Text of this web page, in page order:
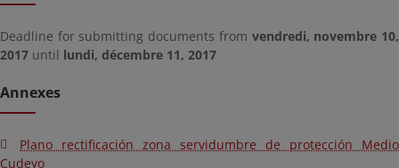
Deadline for submitting documents from vendredi, novembre 10,
2017 until lundi, décembre 11, 2017
Annexes
Plano rectificación zona servidumbre de protección Medio
Cudeyo